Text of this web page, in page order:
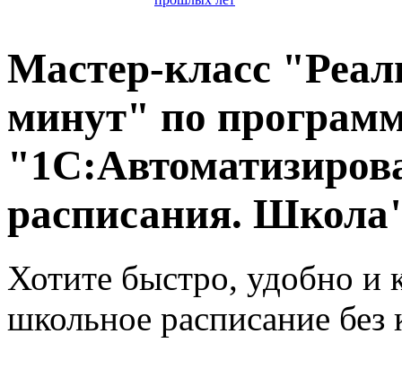
Мастер-класс
минут" по
расписания.
Хотите быстро, удобно и
школьное расписание